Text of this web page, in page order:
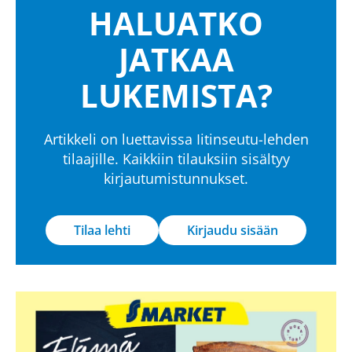
HALUATKO
JATKAA
LUKEMISTA?
Artikkeli on luettavissa Iitinseutu-lehden
tilaajille. Kaikkiin tilauksiin sisältyy
kirjautumistunnukset.
Tilaa lehti Kirjaudu sisään